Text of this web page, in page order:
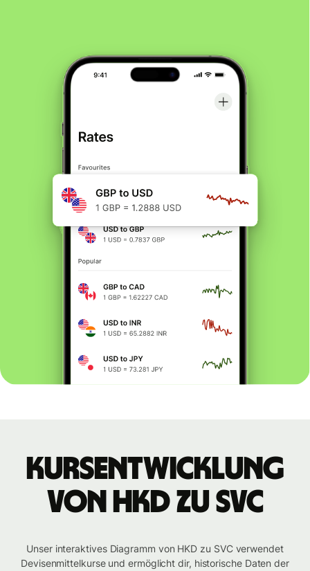
Kursentwicklung
von HKD zu SVC
Unser interaktives Diagramm von HKD zu SVC verwendet
Devisenmittelkurse und ermöglicht dir, historische Daten der